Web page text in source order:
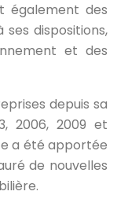
également des
dispositions,
et des
depuis sa
2006, 2009 et
a été apportée
de nouvelles